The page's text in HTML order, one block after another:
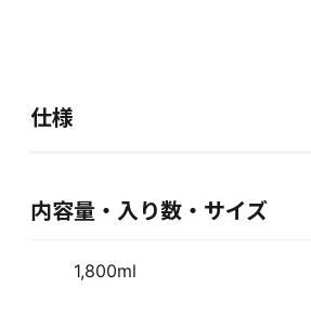
仕様
内容量・入り数・サイズ
1,800ml